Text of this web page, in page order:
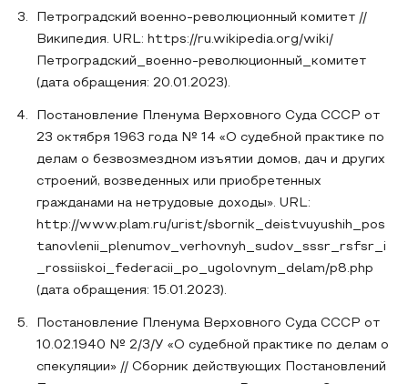
Петроградский военно-революционный комитет //
Википедия. URL: https://ru.wikipedia.org/wiki/
Петроградский_военно-революционный_комитет
(дата обращения: 20.01.2023).
Постановление Пленума Верховного Суда СССР от
23 октября 1963 года № 14 «О судебной практике по
делам о безвозмездном изъятии домов, дач и других
строений, возведенных или приобретенных
гражданами на нетрудовые доходы». URL:
http://www.plam.ru/urist/sbornik_deistvuyushih_pos
tanovlenii_plenumov_verhovnyh_sudov_sssr_rsfsr_i
_rossiiskoi_federacii_po_ugolovnym_delam/p8.php
(дата обращения: 15.01.2023).
Постановление Пленума Верховного Суда СССР от
10.02.1940 № 2/3/У «О судебной практике по делам о
спекуляции» // Сборник действующих Постановлений